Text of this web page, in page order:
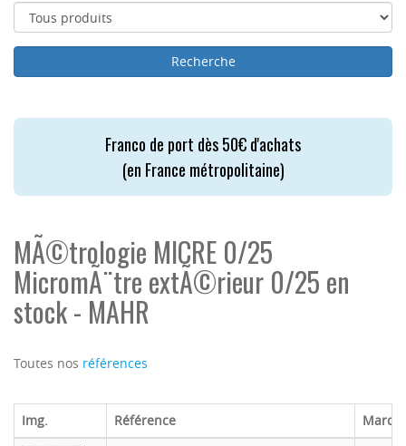
Franco de port dès 50€ d'achats
(en France métropolitaine)
MÃ©trologie MICRE 0/25
MicromÃ¨tre extÃ©rieur 0/25 en
stock - MAHR
Toutes nos références
Img. Référence